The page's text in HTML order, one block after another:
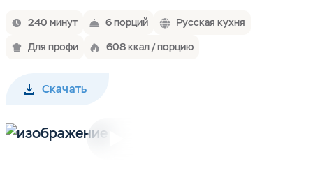
240 минут 6 порций
Русская кухня
Для профи
608 ккал / порцию
Скачать